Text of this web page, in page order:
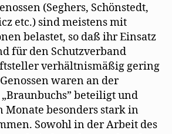
(Seghers, Schönstedt,
etc.) sind meistens mit
belastet, so daß ihr Einsatz
für den Schutzverband
verhältnismäßig gering
waren an der
beteiligt und
Monate besonders stark in
Sowohl in der Arbeit des